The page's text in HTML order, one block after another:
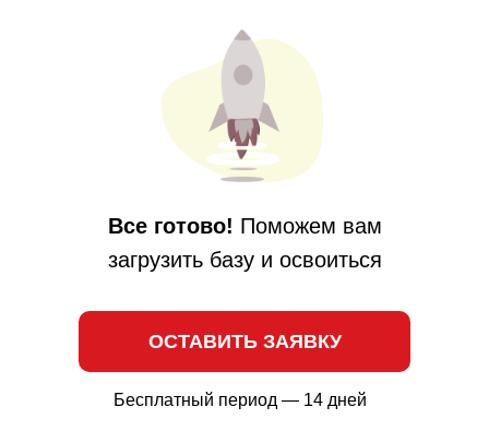
Все готово! Поможем вам
загрузить базу и освоиться
ОСТАВИТЬ ЗАЯВКУ
Бесплатный период — 14 дней